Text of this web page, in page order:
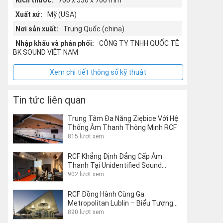
Xuất xứ:
Mỹ (USA)
Nơi sản xuất:
Trung Quốc (china)
Nhập khẩu và phân phối:
CÔNG TY TNHH QUỐC TÊ
BK SOUND VIỆT NAM
Xem chi tiết thông số kỹ thuật
Tin tức liên quan
Trung Tâm Đa Năng Ziębice Với Hệ
Thống Âm Thanh Thông Minh RCF
815 lượt xem
RCF Khẳng Định Đẳng Cấp Âm
Thanh Tại Unidentified Sound
Object Studio Của Matteo Milani
902 lượt xem
RCF Đồng Hành Cùng Ga
Metropolitan Lublin – Biểu Tượng
Kiến Trúc Giao Thông Thế Giới
890 lượt xem